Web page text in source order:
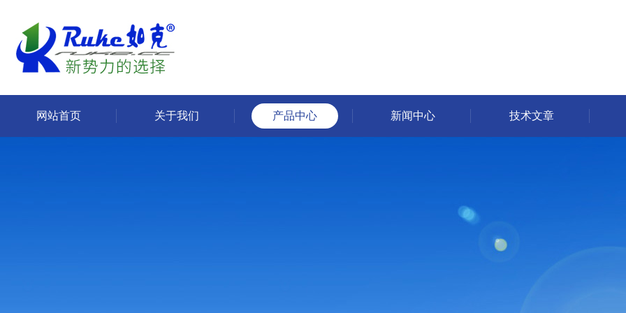
网站首页 关于我们 产品中心 新闻中心 技术文章